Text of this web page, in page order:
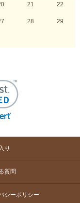
21 22
28 29
り
質問
シーポリシー